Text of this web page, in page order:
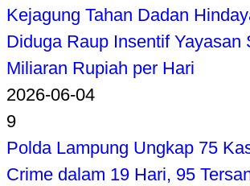
Kejagung Tahan Dadan
Diduga Raup Insentif Yayasan
Miliaran Rupiah per Hari
2026-06-04
9
Polda Lampung Ungkap 75
Crime dalam 19 Hari, 95